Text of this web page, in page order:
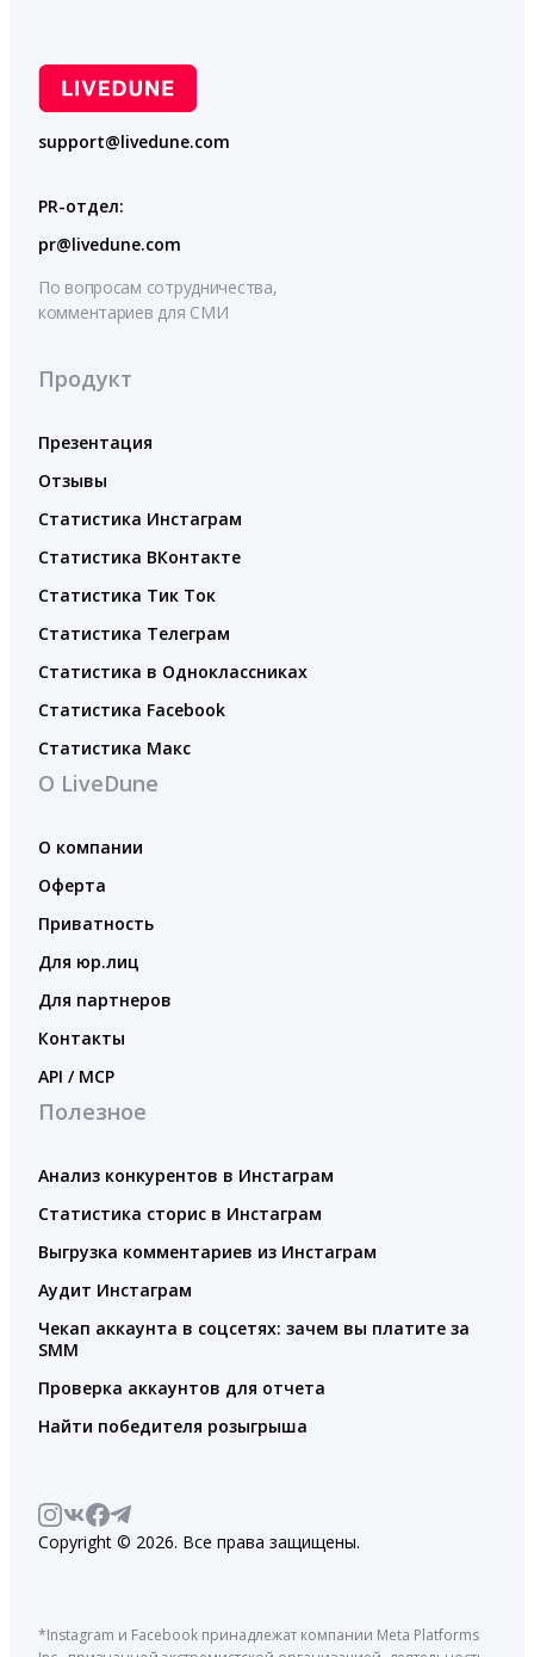
support@livedune.com
PR-отдел:
pr@livedune.com
По вопросам сотрудничества,
комментариев для СМИ
Продукт
Презентация
Отзывы
Статистика Инстаграм
Статистика ВКонтакте
Статистика Тик Ток
Статистика Телеграм
Статистика в Одноклассниках
Статистика Facebook
Статистика Макс
О LiveDune
О компании
Оферта
Приватность
Для юр.лиц
Для партнеров
Контакты
API / MCP
Полезное
Анализ конкурентов в Инстаграм
Статистика сторис в Инстаграм
Выгрузка комментариев из Инстаграм
Аудит Инстаграм
Чекап аккаунта в соцсетях: зачем вы платите за
SMM
Проверка аккаунтов для отчета
Найти победителя розыгрыша
Copyright © 2026. Все права защищены.
*Instagram и Facebook принадлежат компании Meta Platforms